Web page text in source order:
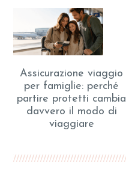
Assicurazione viaggio
per famiglie: perché
partire protetti cambia
davvero il modo di
viaggiare